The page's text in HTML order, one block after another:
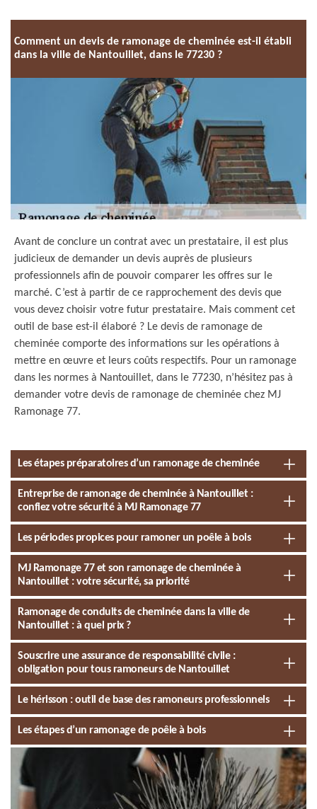
Comment un devis de ramonage de cheminée est-il établi
dans la ville de Nantouillet, dans le 77230 ?
Avant de conclure un contrat avec un prestataire, il est plus
judicieux de demander un devis auprès de plusieurs
professionnels afin de pouvoir comparer les offres sur le
marché. C’est à partir de ce rapprochement des devis que
vous devez choisir votre futur prestataire. Mais comment cet
outil de base est-il élaboré ? Le devis de ramonage de
cheminée comporte des informations sur les opérations à
mettre en œuvre et leurs coûts respectifs. Pour un ramonage
dans les normes à Nantouillet, dans le 77230, n’hésitez pas à
demander votre devis de ramonage de cheminée chez MJ
Ramonage 77.
Les étapes préparatoires d’un ramonage de cheminée
Entreprise de ramonage de cheminée à Nantouillet :
confiez votre sécurité à MJ Ramonage 77
Les périodes propices pour ramoner un poêle à bois
MJ Ramonage 77 et son ramonage de cheminée à
Nantouillet : votre sécurité, sa priorité
Ramonage de conduits de cheminée dans la ville de
Nantouillet : à quel prix ?
Souscrire une assurance de responsabilité civile :
obligation pour tous ramoneurs de Nantouillet
Le hérisson : outil de base des ramoneurs professionnels
Les étapes d’un ramonage de poêle à bois